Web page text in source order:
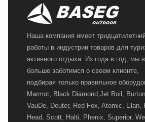
Наша компания имеет
работы в индустрии товаров для
активного отдыха. Из года в год, мы
больше заботимся о своем клиенте,
подбирая только правильное
Marmot, Black Diamond,Jet Boil,
VauDe, Deuter, Red Fox, Atomic, Elan,
Head, Scott, Halti, Phenix, Superior,